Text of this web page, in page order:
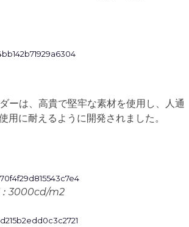
ーは、高貴で堅牢な素材を使用し、人通
用に耐えるように開発されました。
：3000cd/m2